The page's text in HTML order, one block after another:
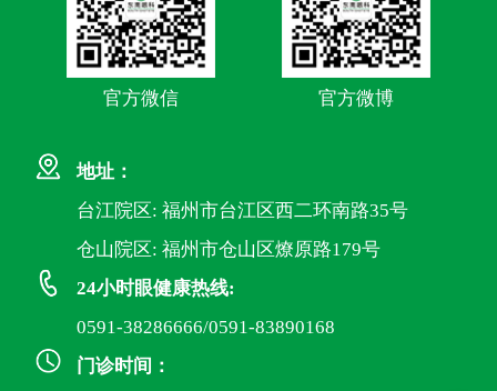
官方微信 官方微博
地址：
台江院区: 福州市台江区西二环南路35号
仓山院区: 福州市仓山区燎原路179号
24小时眼健康热线:
0591-38286666/0591-83890168
门诊时间：